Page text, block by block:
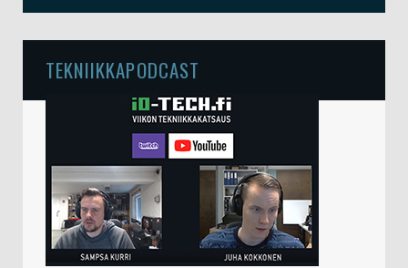
TEKNIIKKAPODCAST